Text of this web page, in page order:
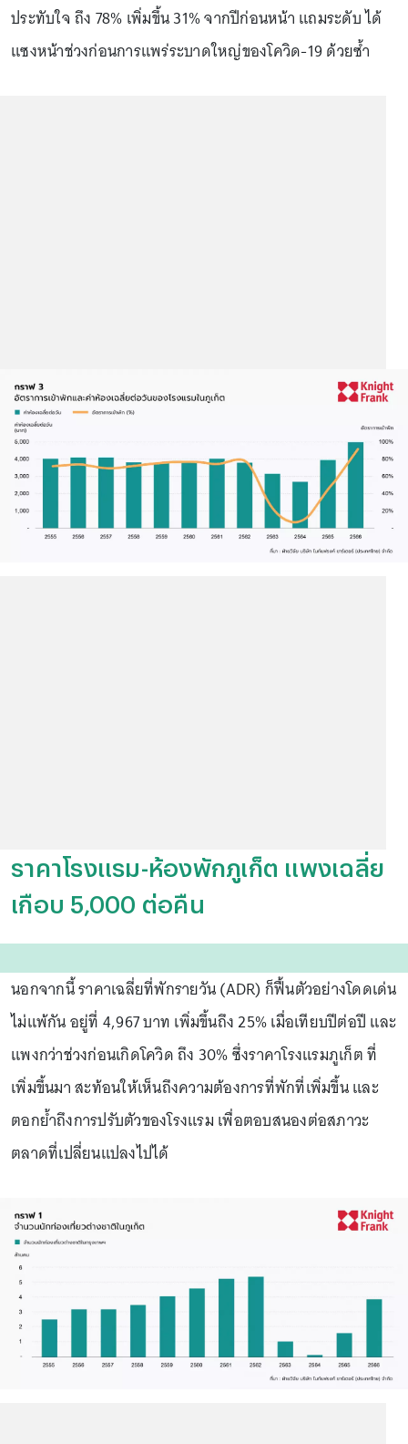
ประทับใจ ถึง 78% เพิ่มขึ้น 31% จากปีก่อนหน้า แถมระดับ ได้
แซงหน้าช่วงก่อนการแพร่ระบาดใหญ่ของโควิด-19 ด้วยซ้ำ
ราคาโรงแรม-ห้องพักภูเก็ต แพงเฉลี่ย
เกือบ 5,000 ต่อคืน
นอกจากนี้ ราคาเฉลี่ยที่พักรายวัน (ADR) ก็ฟื้นตัวอย่างโดดเด่น
ไม่แพ้กัน อยู่ที่ 4,967 บาท เพิ่มขึ้นถึง 25% เมื่อเทียบปีต่อปี และ
แพงกว่าช่วงก่อนเกิดโควิด ถึง 30% ซึ่งราคาโรงแรมภูเก็ต ที่
เพิ่มขึ้นมา สะท้อนให้เห็นถึงความต้องการที่พักที่เพิ่มขึ้น และ
ตอกย้ำถึงการปรับตัวของโรงแรม เพื่อตอบสนองต่อสภาวะ
ตลาดที่เปลี่ยนแปลงไปได้